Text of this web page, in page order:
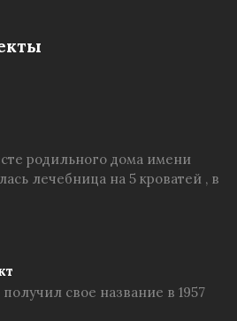
родильного дома имени
лечебница на 5 кроватей , в
свое название в 1957